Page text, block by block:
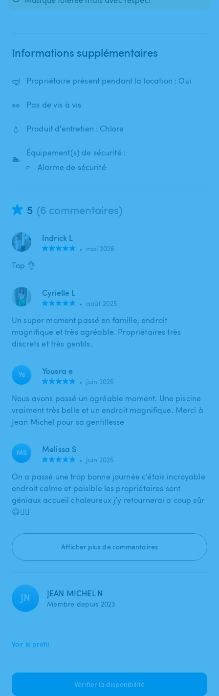
Informations supplémentaires
🤿 Propriétaire présent pendant la location : Oui
👀 Pas de vis à vis
💧 Produit d'entretien : Chlore
🏊
Équipement(s) de sécurité :
Alarme de sécurité
5 (6 commentaires)
Indrick L
• mai 2026
Top 👌
Cyrielle L
• août 2025
Un super moment passé en famille, endroit
magnifique et très agréable. Propriétaires très
discrets et très gentils.
Ye Yousra e
• juin 2025
Nous avons passé un agréable moment. Une piscine
vraiment très belle et un endroit magnifique. Merci à
Jean Michel pour sa gentillesse
MS Melissa S
• juin 2025
On a passé une trop bonne journée c’étais incroyable
endroit calme et paisible les propriétaires sont
géniaux accueil chaleureux j’y retournerai a coup sûr
😃👍🏼
Afficher plus de commentaires
JN JEAN MICHEL N
Membre depuis 2023
Voir le profil
Vérifier la disponibilité